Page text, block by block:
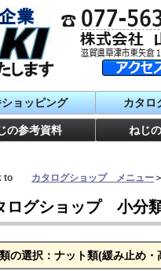
ョッピング カタロ
の参考資料 ねじ
to カタログショップ メニュー ＞
ログショップ 小分
の選択：ナット類(緩み止め